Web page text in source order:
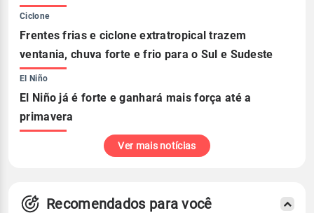
Ciclone
Frentes frias e ciclone extratropical trazem
ventania, chuva forte e frio para o Sul e Sudeste
El Niño
El Niño já é forte e ganhará mais força até a
primavera
Ver mais notícias
Recomendados para você